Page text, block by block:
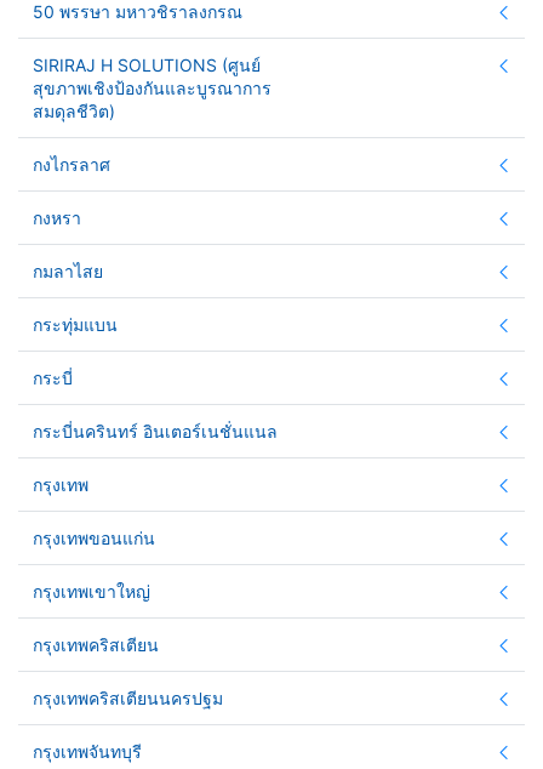
50 พรรษา มหาวชิราลงกรณ
SIRIRAJ H SOLUTIONS (ศูนย์
สุขภาพเชิงป้องกันและบูรณาการ
สมดุลชีวิต)
กงไกรลาศ
กงหรา
กมลาไสย
กระทุ่มแบน
กระบี่
กระบี่นครินทร์ อินเตอร์เนชั่นแนล
กรุงเทพ
กรุงเทพขอนแก่น
กรุงเทพเขาใหญ่
กรุงเทพคริสเตียน
กรุงเทพคริสเตียนนครปฐม
กรุงเทพจันทบุรี